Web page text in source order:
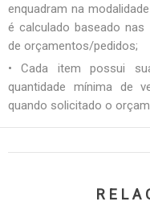
enquadram na
é calculado baseado
de orçamentos/pedidos;
• Cada item possui
quantidade mínima de
quando solicitado o